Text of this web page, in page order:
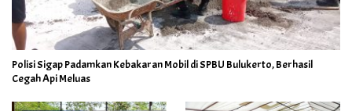
Polisi Sigap Padamkan Kebakaran Mobil di SPBU Bulukerto, Berhasil
Cegah Api Meluas